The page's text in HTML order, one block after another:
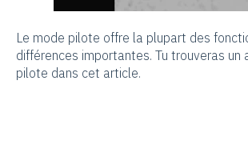
Le mode pilote offre la plupart des
différences importantes. Tu trouveras
pilote dans cet article.